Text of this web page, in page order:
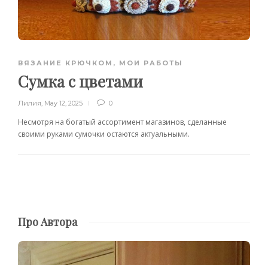
ВЯЗАНИЕ КРЮЧКОМ , МОИ РАБОТЫ
Сумка с цветами
Лилия, May 12, 2025 0
Несмотря на богатый ассортимент магазинов, сделанные
своими руками сумочки остаются актуальными.
Про Автора